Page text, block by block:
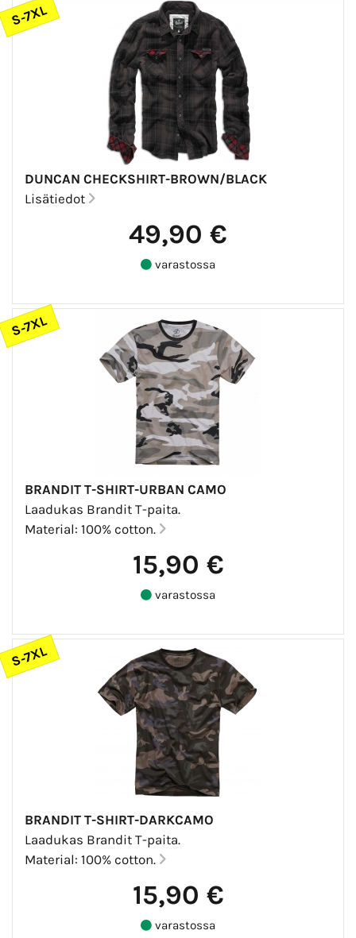
S-7XL
DUNCAN CHECKSHIRT-BROWN/BLACK
Lisätiedot
49,90 €
varastossa
S-7XL
BRANDIT T-SHIRT-URBAN CAMO
Laadukas Brandit T-paita.
Material: 100% cotton.
15,90 €
varastossa
S-7XL
BRANDIT T-SHIRT-DARKCAMO
Laadukas Brandit T-paita.
Material: 100% cotton.
15,90 €
varastossa